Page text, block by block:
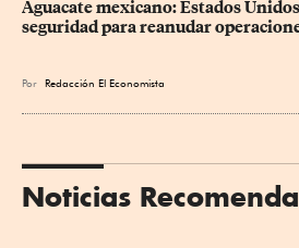
Aguacate mexicano: Estados
seguridad para reanudar
Por Redacción El Economista
Noticias